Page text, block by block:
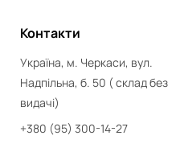
Контакти
Україна, м. Черкаси, вул.
Надпільна, б. 50 ( склад без
видачі)
+380 (95) 300-14-27